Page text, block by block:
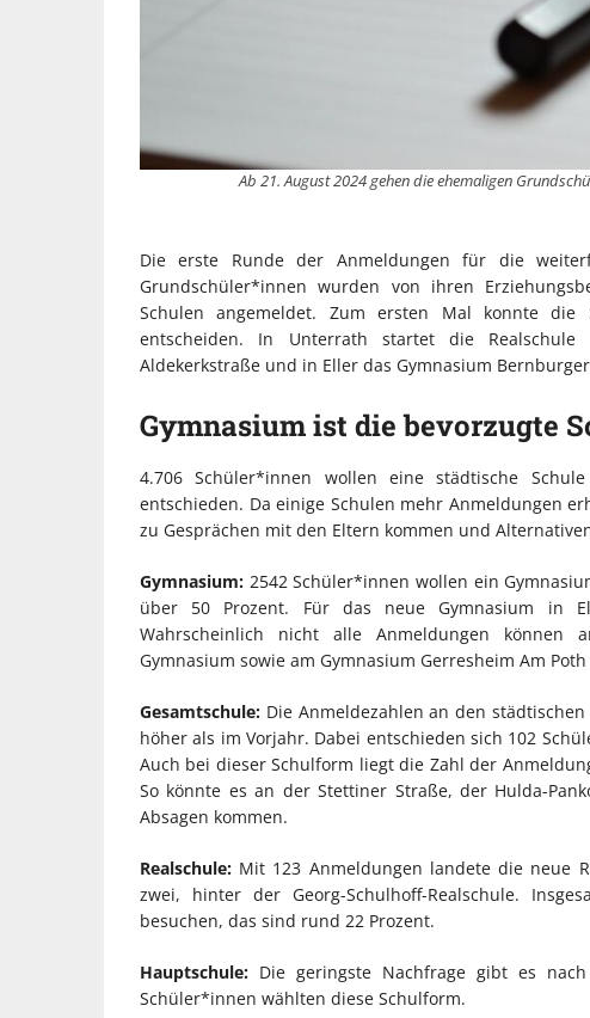
Ab 21. August 2024 gehen die ehemaligen
Die erste Runde der Anmeldungen für die
Grundschüler*innen wurden von ihren
Schulen angemeldet. Zum ersten Mal konnte
entscheiden. In Unterrath startet die
Aldekerkstraße und in Eller das Gymnasium
Gymnasium ist die bevorzugte
4.706 Schüler*innen wollen eine städtische
entschieden. Da einige Schulen mehr Anmeldungen
zu Gesprächen mit den Eltern kommen und
Gymnasium: 2542 Schüler*innen wollen ein
über 50 Prozent. Für das neue Gymnasium in
Wahrscheinlich nicht alle Anmeldungen können
Gymnasium sowie am Gymnasium Gerresheim Am
Gesamtschule: Die Anmeldezahlen an den
höher als im Vorjahr. Dabei entschieden sich 102
Auch bei dieser Schulform liegt die Zahl der
So könnte es an der Stettiner Straße, der Hulda-
Absagen kommen.
Realschule: Mit 123 Anmeldungen landete die neue
zwei, hinter der Georg-Schulhoff-Realschule.
besuchen, das sind rund 22 Prozent.
Hauptschule: Die geringste Nachfrage gibt es
Schüler*innen wählten diese Schulform.